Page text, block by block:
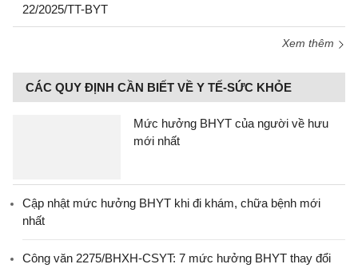
22/2025/TT-BYT
Xem thêm
CÁC QUY ĐỊNH CẦN BIẾT VỀ Y TẾ-SỨC KHỎE
Mức hưởng BHYT của người về hưu
mới nhất
Cập nhật mức hưởng BHYT khi đi khám, chữa bệnh mới
nhất
Công văn 2275/BHXH-CSYT: 7 mức hưởng BHYT thay đổi